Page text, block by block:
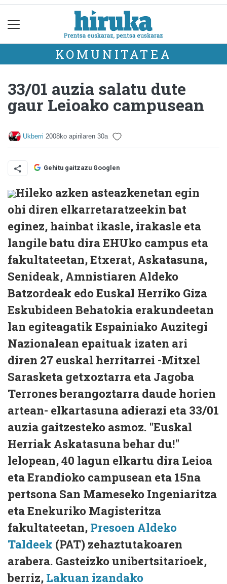
KOMUNITATEA
33/01 auzia salatu dute
gaur Leioako campusean
Ukberri 2008ko apirilaren 30a
Gehitu gaitzazu Googlen
Hileko azken asteazkenetan egin
ohi diren elkarretaratzeekin bat
eginez, hainbat ikasle, irakasle eta
langile batu dira EHUko campus eta
fakultateetan, Etxerat, Askatasuna,
Senideak, Amnistiaren Aldeko
Batzordeak edo Euskal Herriko Giza
Eskubideen Behatokia erakundeetan
lan egiteagatik Espainiako Auzitegi
Nazionalean epaituak izaten ari
diren 27 euskal herritarrei -Mitxel
Sarasketa getxoztarra eta Jagoba
Terrones berangoztarra daude horien
artean- elkartasuna adierazi eta 33/01
auzia gaitzesteko asmoz. "Euskal
Herriak Askatasuna behar du!"
lelopean, 40 lagun elkartu dira Leioa
eta Erandioko campusean eta 15na
pertsona San Mameseko Ingeniaritza
eta Enekuriko Magisteritza
fakultateetan, Presoen Aldeko
Taldeek (PAT) zehaztutakoaren
arabera. Gasteizko unibertsitarioek,
berriz, Lakuan izandako